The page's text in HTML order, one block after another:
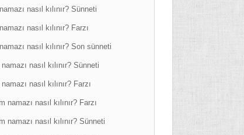
nasıl kılınır? Sünneti
nasıl kılınır? Farzı
nasıl kılınır? Son sünneti
namazı nasıl kılınır? Sünneti
namazı nasıl kılınır? Farzı
namazı nasıl kılınır? Farzı
namazı nasıl kılınır? Sünneti